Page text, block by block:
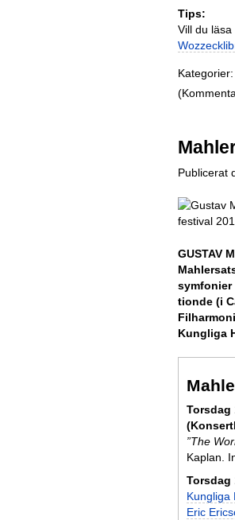
Tips:
Vill du
Kategorier:
Publicerat
GUSTAV
tionde (i
Kungliga
Torsdag
”The
Kaplan.
Torsdag
Kungliga
Eric